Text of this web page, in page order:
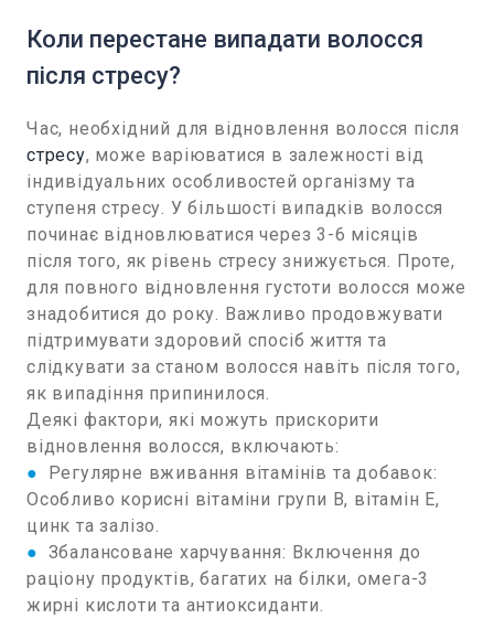
Коли перестане випадати волосся
після стресу?
Час, необхідний для відновлення волосся після
стресу, може варіюватися в залежності від
індивідуальних особливостей організму та
ступеня стресу. У більшості випадків волосся
починає відновлюватися через 3-6 місяців
після того, як рівень стресу знижується. Проте,
для повного відновлення густоти волосся може
знадобитися до року. Важливо продовжувати
підтримувати здоровий спосіб життя та
слідкувати за станом волосся навіть після того,
як випадіння припинилося.
Деякі фактори, які можуть прискорити
відновлення волосся, включають:
●
Регулярне вживання вітамінів та добавок:
Особливо корисні вітаміни групи B, вітамін E,
цинк та залізо.
● Збалансоване харчування: Включення до
раціону продуктів, багатих на білки, омега-3
жирні кислоти та антиоксиданти.